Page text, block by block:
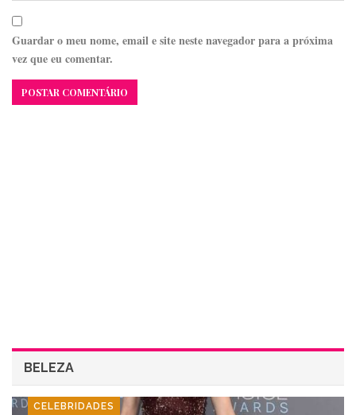
Guardar o meu nome, email e site neste navegador para a próxima
vez que eu comentar.
BELEZA
CELEBRIDADES